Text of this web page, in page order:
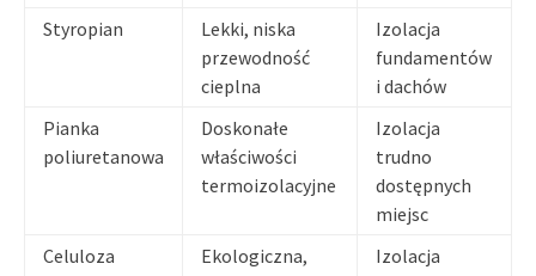
Styropian
Lekki, niska
przewodność
cieplna
Izolacja
fundamentów
i dachów
Pianka
poliuretanowa
Doskonałe
właściwości
termoizolacyjne
Izolacja
trudno
dostępnych
miejsc
Celuloza
Ekologiczna,
Izolacja